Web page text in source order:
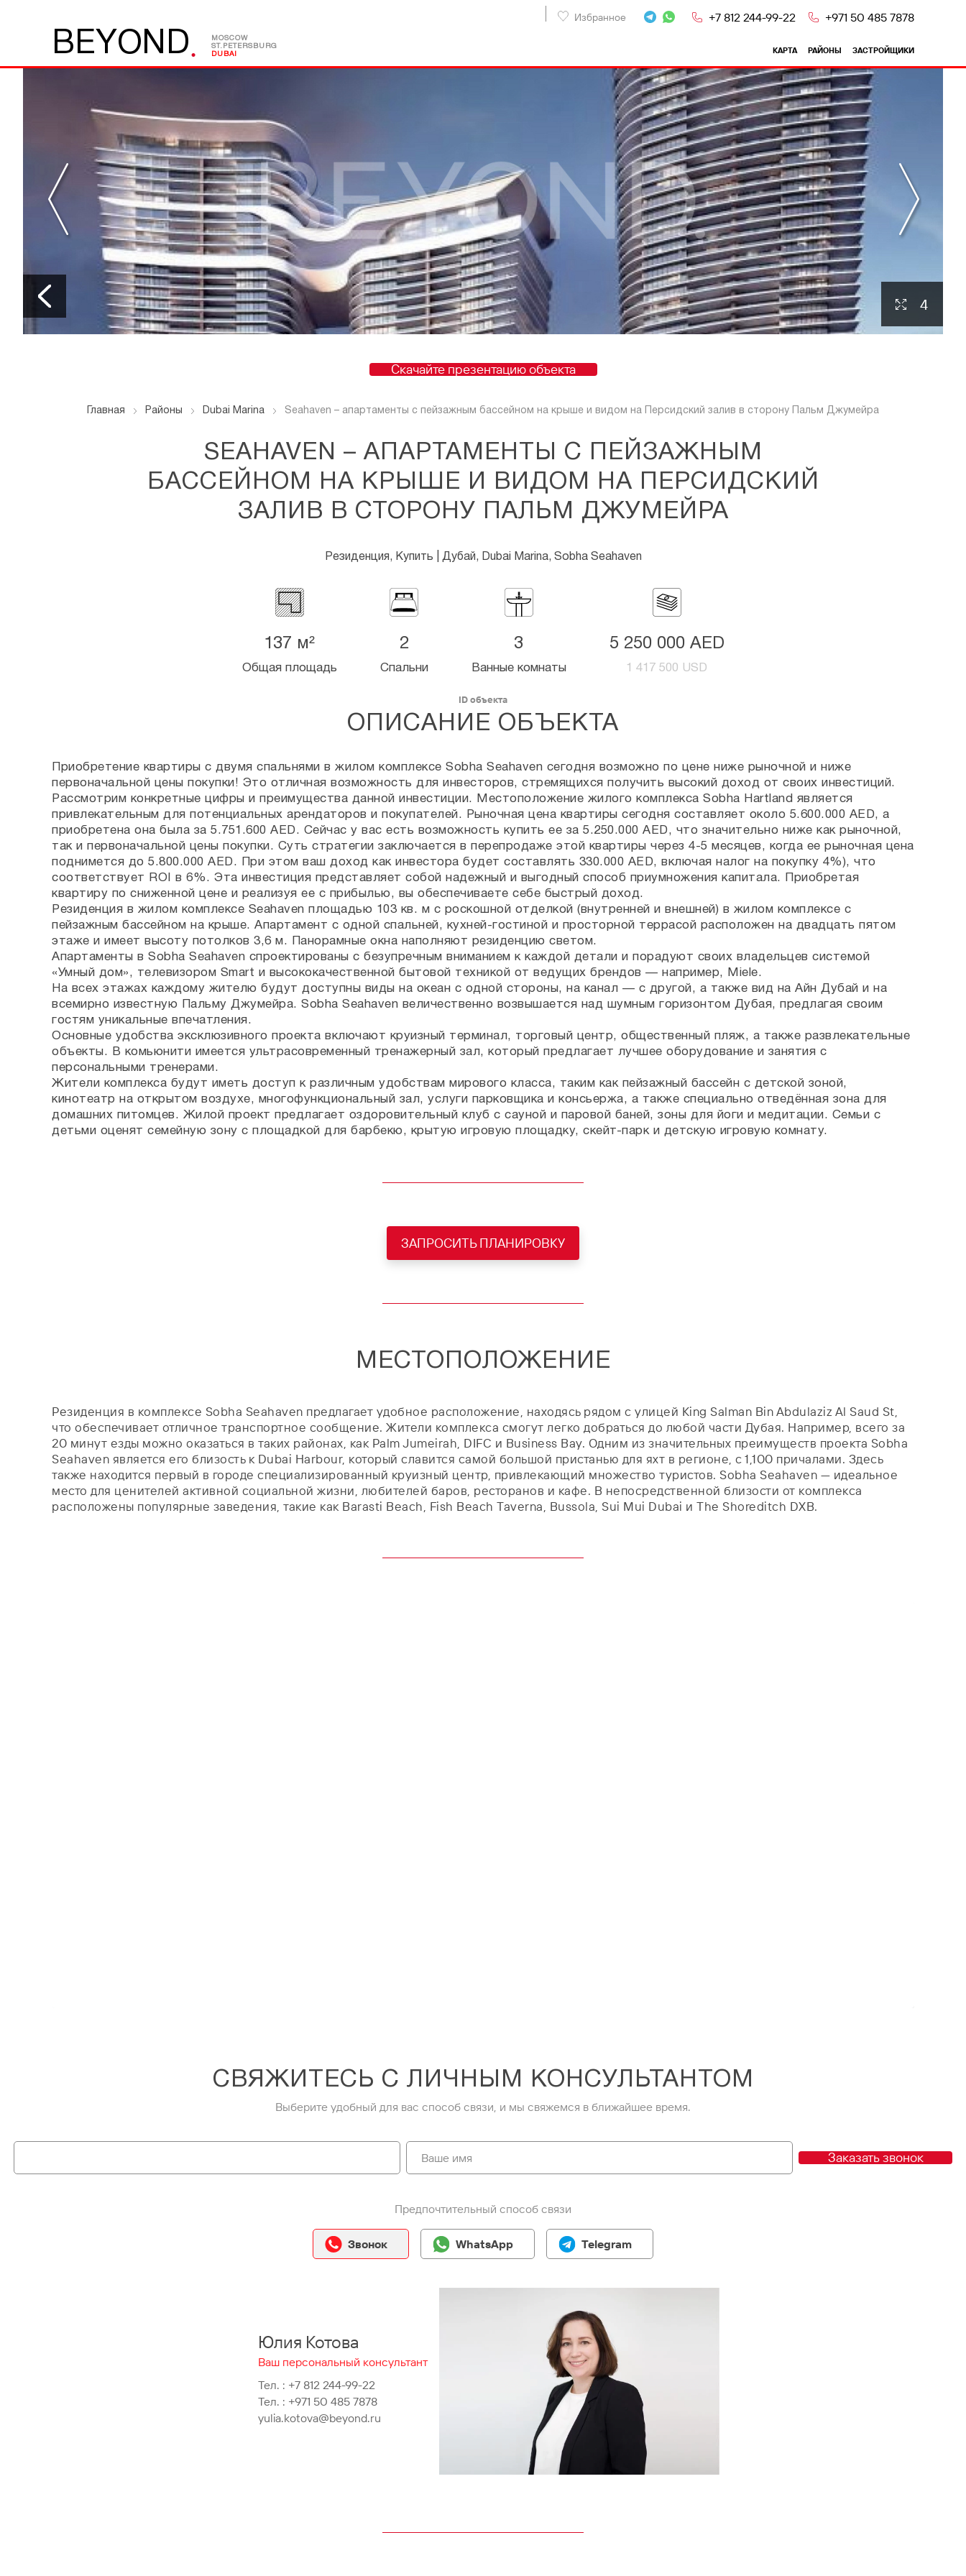
Избранное +7 812 244-99-22 +971 50 485 7878
КАРТА РАЙОНЫ ЗАСТРОЙЩИКИ
B EYO N D.
MOSCOW
ST.PETERSBURG
DUBAI
4
Скачайте презентацию объекта
Главная Районы Dubai Marina Seahaven – апартаменты с пейзажным бассейном на крыше и видом на Персидский залив в сторону Пальм Джумейра
SEAHAVEN – АПАРТАМЕНТЫ С ПЕЙЗАЖНЫМ
БАССЕЙНОМ НА КРЫШЕ И ВИДОМ НА ПЕРСИДСКИЙ
ЗАЛИВ В СТОРОНУ ПАЛЬМ ДЖУМЕЙРА
Резиденция, Купить | Дубай, Dubai Marina, Sobha Seahaven
137 м²
Общая площадь
2
Спальни
3
Ванные комнаты
5 250 000 AED
1 417 500 USD
ID объекта
ОПИСАНИЕ ОБЪЕКТА
Приобретение квартиры с двумя спальнями в жилом комплексе Sobha Seahaven сегодня возможно по цене ниже рыночной и ниже
первоначальной цены покупки! Это отличная возможность для инвесторов, стремящихся получить высокий доход от своих инвестиций.
Рассмотрим конкретные цифры и преимущества данной инвестиции. Местоположение жилого комплекса Sobha Hartland является
привлекательным для потенциальных арендаторов и покупателей. Рыночная цена квартиры сегодня составляет около 5.600.000 AED, а
приобретена она была за 5.751.600 AED. Сейчас у вас есть возможность купить ее за 5.250.000 AED, что значительно ниже как рыночной,
так и первоначальной цены покупки. Суть стратегии заключается в перепродаже этой квартиры через 4-5 месяцев, когда ее рыночная цена
поднимется до 5.800.000 AED. При этом ваш доход как инвестора будет составлять 330.000 AED, включая налог на покупку 4%), что
соответствует ROI в 6%. Эта инвестиция представляет собой надежный и выгодный способ приумножения капитала. Приобретая
квартиру по сниженной цене и реализуя ее с прибылью, вы обеспечиваете себе быстрый доход.
Резиденция в жилом комплексе Seahaven площадью 103 кв. м с роскошной отделкой (внутренней и внешней) в жилом комплексе с
пейзажным бассейном на крыше. Апартамент с одной спальней, кухней-гостиной и просторной террасой расположен на двадцать пятом
этаже и имеет высоту потолков 3,6 м. Панорамные окна наполняют резиденцию светом.
Апартаменты в Sobha Seahaven спроектированы с безупречным вниманием к каждой детали и порадуют своих владельцев системой
«Умный дом», телевизором Smart и высококачественной бытовой техникой от ведущих брендов — например, Miele.
На всех этажах каждому жителю будут доступны виды на океан с одной стороны, на канал — с другой, а также вид на Айн Дубай и на
всемирно известную Пальму Джумейра. Sobha Seahaven величественно возвышается над шумным горизонтом Дубая, предлагая своим
гостям уникальные впечатления.
Основные удобства эксклюзивного проекта включают круизный терминал, торговый центр, общественный пляж, а также развлекательные
объекты. В комьюнити имеется ультрасовременный тренажерный зал, который предлагает лучшее оборудование и занятия с
персональными тренерами.
Жители комплекса будут иметь доступ к различным удобствам мирового класса, таким как пейзажный бассейн с детской зоной,
кинотеатр на открытом воздухе, многофункциональный зал, услуги парковщика и консьержа, а также специально отведённая зона для
домашних питомцев. Жилой проект предлагает оздоровительный клуб с сауной и паровой баней, зоны для йоги и медитации. Семьи с
детьми оценят семейную зону с площадкой для барбекю, крытую игровую площадку, скейт-парк и детскую игровую комнату.
ЗАПРОСИТЬ ПЛАНИРОВКУ
МЕСТОПОЛОЖЕНИЕ
Резиденция в комплексе Sobha Seahaven предлагает удобное расположение, находясь рядом с улицей King Salman Bin Abdulaziz Al Saud St,
что обеспечивает отличное транспортное сообщение. Жители комплекса смогут легко добраться до любой части Дубая. Например, всего за
20 минут езды можно оказаться в таких районах, как Palm Jumeirah, DIFC и Business Bay. Одним из значительных преимуществ проекта Sobha
Seahaven является его близость к Dubai Harbour, который славится самой большой пристанью для яхт в регионе, с 1,100 причалами. Здесь
также находится первый в городе специализированный круизный центр, привлекающий множество туристов. Sobha Seahaven — идеальное
место для ценителей активной социальной жизни, любителей баров, ресторанов и кафе. В непосредственной близости от комплекса
расположены популярные заведения, такие как Barasti Beach, Fish Beach Taverna, Bussola, Sui Mui Dubai и The Shoreditch DXB.
СВЯЖИТЕСЬ С ЛИЧНЫМ КОНСУЛЬТАНТОМ
Выберите удобный для вас способ связи, и мы свяжемся в ближайшее время.
Заказать звонок
Предпочтительный способ связи
Звонок WhatsApp Telegram
Юлия Котова
Ваш персональный консультант
Тел. : +7 812 244-99-22
Тел. : +971 50 485 7878
yulia.kotova@beyond.ru